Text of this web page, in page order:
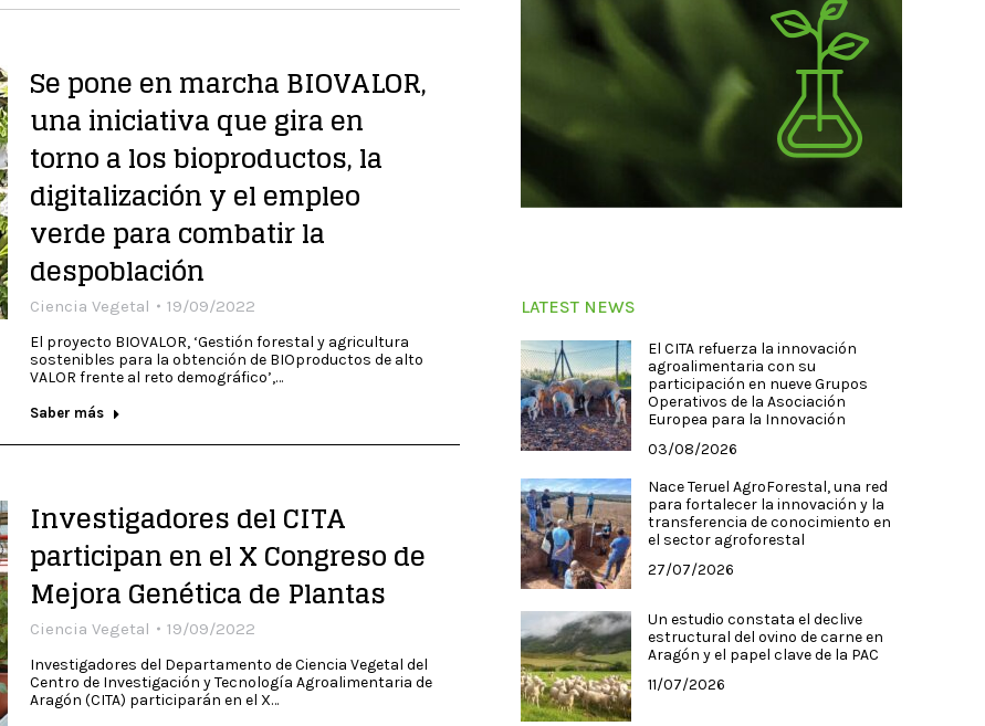
Se pone en marcha BIOVALOR,
una iniciativa que gira en
torno a los bioproductos, la
digitalización y el empleo
verde para combatir la
despoblación
Ciencia Vegetal 19/09/2022
El proyecto BIOVALOR, ‘Gestión forestal y agricultura
sostenibles para la obtención de BIOproductos de alto
VALOR frente al reto demográfico’,…
Saber más
Investigadores del CITA
participan en el X Congreso de
Mejora Genética de Plantas
Ciencia Vegetal 19/09/2022
Investigadores del Departamento de Ciencia Vegetal del
Centro de Investigación y Tecnología Agroalimentaria de
Aragón (CITA) participarán en el X…
LATEST NEWS
El CITA refuerza la innovación
agroalimentaria con su
participación en nueve Grupos
Operativos de la Asociación
Europea para la Innovación
03/08/2026
Nace Teruel AgroForestal, una red
para fortalecer la innovación y la
transferencia de conocimiento en
el sector agroforestal
27/07/2026
Un estudio constata el declive
estructural del ovino de carne en
Aragón y el papel clave de la PAC
11/07/2026